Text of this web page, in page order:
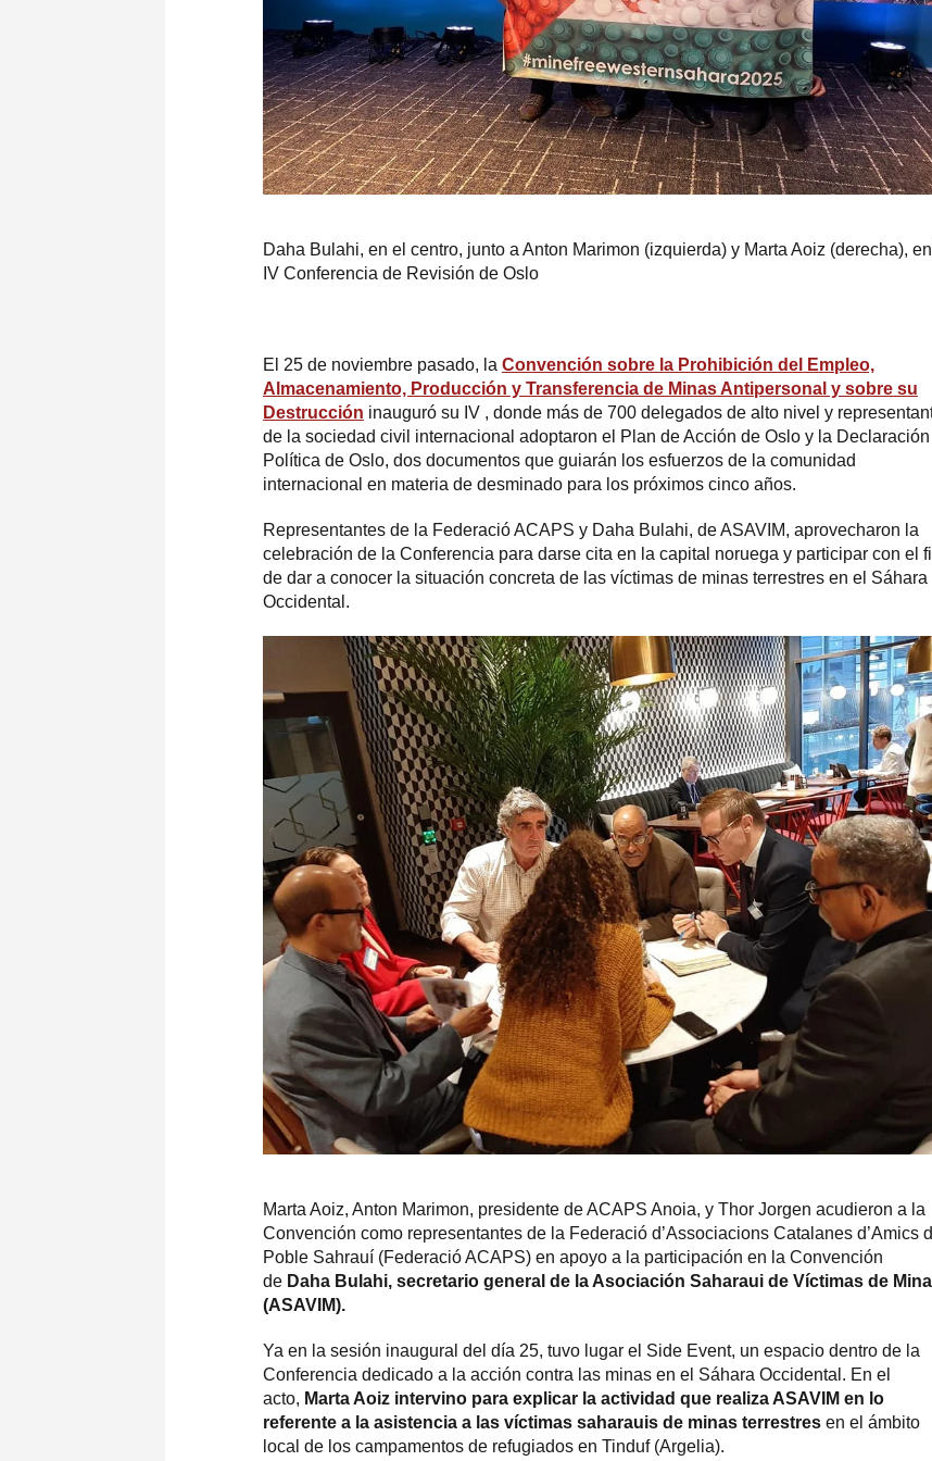
Daha Bulahi, en el centro, junto a Anton Marimon (izquierda) y Marta Aoiz (derecha),
IV Conferencia de Revisión de Oslo
El 25 de noviembre pasado, la Convención sobre la Prohibición del Empleo,
Almacenamiento, Producción y Transferencia de Minas Antipersonal y sobre su
Destrucción inauguró su IV , donde más de 700 delegados de alto nivel y
de la sociedad civil internacional adoptaron el Plan de Acción de Oslo y la Declaración
Política de Oslo, dos documentos que guiarán los esfuerzos de la comunidad
internacional en materia de desminado para los próximos cinco años.
Representantes de la Federació ACAPS y Daha Bulahi, de ASAVIM, aprovecharon la
celebración de la Conferencia para darse cita en la capital noruega y participar con el
de dar a conocer la situación concreta de las víctimas de minas terrestres en el Sáhara
Occidental.
Marta Aoiz, Anton Marimon, presidente de ACAPS Anoia, y Thor Jorgen acudieron a la
Convención como representantes de la Federació d’Associacions Catalanes d’Amics
Poble Sahrauí (Federació ACAPS) en apoyo a la participación en la Convención
de Daha Bulahi, secretario general de la Asociación Saharaui de Víctimas de
(ASAVIM).
Ya en la sesión inaugural del día 25, tuvo lugar el Side Event, un espacio dentro de la
Conferencia dedicado a la acción contra las minas en el Sáhara Occidental. En el
acto, Marta Aoiz intervino para explicar la actividad que realiza ASAVIM en lo
referente a la asistencia a las víctimas saharauis de minas terrestres en el ámbito
local de los campamentos de refugiados en Tinduf (Argelia).